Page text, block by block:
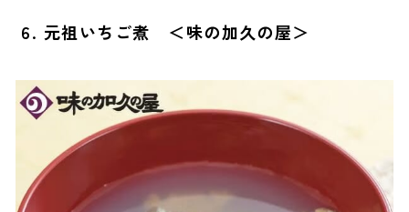
6. 元祖いちご煮 ＜味の加久の屋＞